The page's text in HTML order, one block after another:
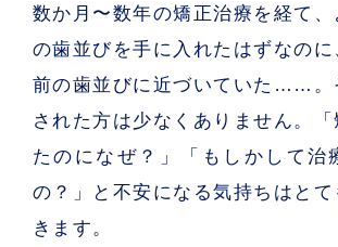
数か月〜数年の矯正治療を経て
の歯並びを手に入れたはずなの
前の歯並びに近づいていた……。
された方は少なくありません。
たのになぜ？」「もしかして治
の？」と不安になる気持ちはと
きます。